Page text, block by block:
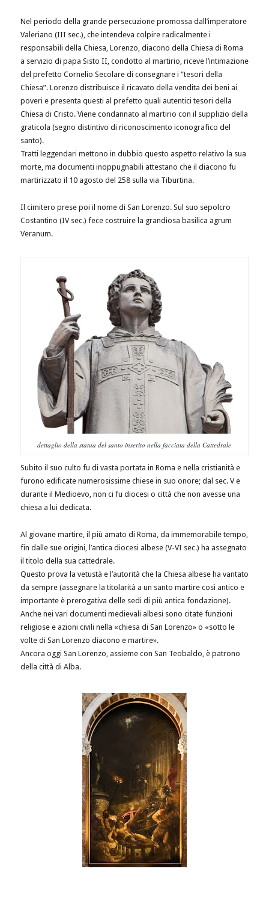
Nel periodo della grande persecuzione promossa dall’imperatore
Valeriano (III sec.), che intendeva colpire radicalmente i
responsabili della Chiesa, Lorenzo, diacono della Chiesa di Roma
a servizio di papa Sisto II, condotto al martirio, riceve l’intimazione
del prefetto Cornelio Secolare di consegnare i “tesori della
Chiesa”. Lorenzo distribuisce il ricavato della vendita dei beni ai
poveri e presenta questi al prefetto quali autentici tesori della
Chiesa di Cristo. Viene condannato al martirio con il supplizio della
graticola (segno distintivo di riconoscimento iconografico del
santo).
Tratti leggendari mettono in dubbio questo aspetto relativo la sua
morte, ma documenti inoppugnabili attestano che il diacono fu
martirizzato il 10 agosto del 258 sulla via Tiburtina.
Il cimitero prese poi il nome di San Lorenzo. Sul suo sepolcro
Costantino (IV sec.) fece costruire la grandiosa basilica agrum
Veranum.
dettaglio della statua del santo inserito nella facciata della Cattedrale
Subito il suo culto fu di vasta portata in Roma e nella cristianità e
furono edificate numerosissime chiese in suo onore; dal sec. V e
durante il Medioevo, non ci fu diocesi o città che non avesse una
chiesa a lui dedicata.
Al giovane martire, il più amato di Roma, da immemorabile tempo,
fin dalle sue origini, l’antica diocesi albese (V-VI sec.) ha assegnato
il titolo della sua cattedrale.
Questo prova la vetustà e l’autorità che la Chiesa albese ha vantato
da sempre (assegnare la titolarità a un santo martire così antico e
importante è prerogativa delle sedi di più antica fondazione).
Anche nei vari documenti medievali albesi sono citate funzioni
religiose e azioni civili nella «chiesa di San Lorenzo» o «sotto le
volte di San Lorenzo diacono e martire».
Ancora oggi San Lorenzo, assieme con San Teobaldo, è patrono
della città di Alba.